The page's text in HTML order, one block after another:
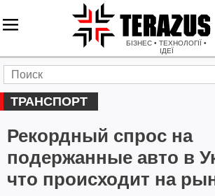
БІЗНЕС • ТЕХНОЛОГІЇ •
ІДЕЇ
ТРАНСПОРТ
Рекордный спрос на
подержанные авто в
что происходит на